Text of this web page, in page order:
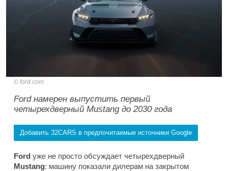
ford.com
Ford намерен выпустить первый
четырехдверный Mustang до 2030 года
Добавить 32CARS в предпочитаемые источники Google
Ford уже не просто обсуждает четырехдверный
Mustang: машину показали дилерам на закрытом